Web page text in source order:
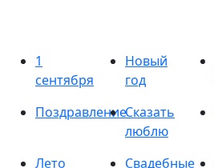
1
сентября
Новый
год
ПоздравлениеСказать
люблю
Лето
Свадебные